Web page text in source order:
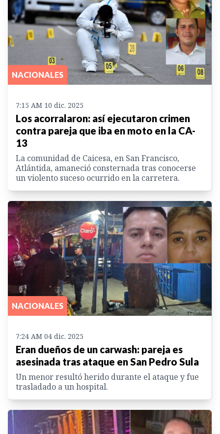
NACIONALES
7:15 AM 10 dic. 2025
Los acorralaron: así ejecutaron crimen
contra pareja que iba en moto en la CA-
13
La comunidad de Caicesa, en San Francisco,
Atlántida, amaneció consternada tras conocerse
un violento suceso ocurrido en la carretera.
NACIONALES
7:24 AM 04 dic. 2025
Eran dueños de un carwash: pareja es
asesinada tras ataque en San Pedro Sula
Un menor resultó herido durante el ataque y fue
trasladado a un hospital.